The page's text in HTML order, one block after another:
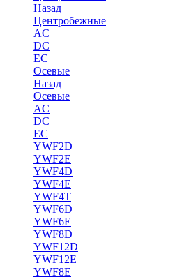
Назад
Центробежные
AC
DC
EC
Осевые
Назад
Осевые
AC
DC
EC
YWF2D
YWF2E
YWF4D
YWF4E
YWF4T
YWF6D
YWF6E
YWF8D
YWF12D
YWF12E
YWF8E